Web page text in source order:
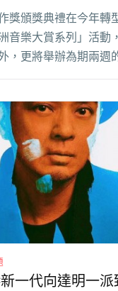
獎頒獎典禮在今年轉
音樂大賞系列」活動
，更將舉辦為期兩週
黃耀明、Tizzy Bac將
嘉賓"
一代向達明一派